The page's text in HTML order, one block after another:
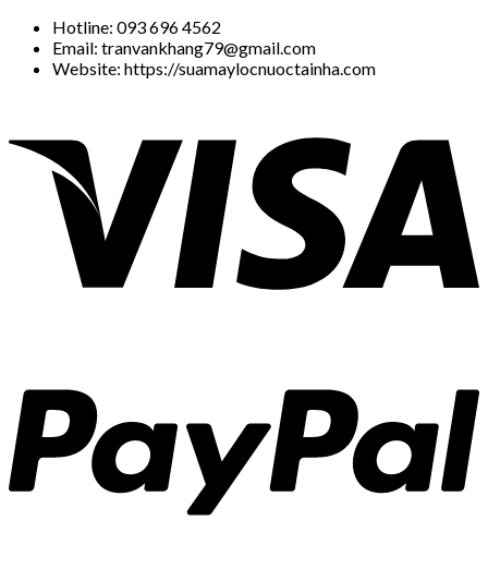
Hotline: 093 696 4562
Email: tranvankhang79@gmail.com
Website: https://suamaylocnuoctainha.com